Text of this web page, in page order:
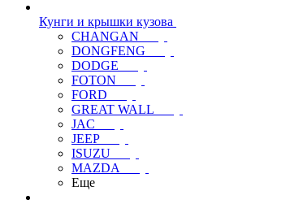
Кунги и крышки кузова
CHANGAN
DONGFENG
DODGE
FOTON
FORD
GREAT WALL
JAC
JEEP
ISUZU
MAZDA
Еще